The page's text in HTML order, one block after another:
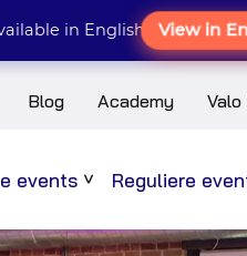
Blog Academy
events
Sub
Reguliere
in English View in